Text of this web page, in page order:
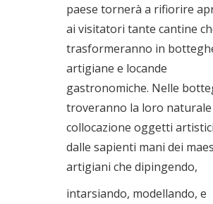
paese tornerà a rifiorire
ai visitatori tante cantine
trasformeranno in
artigiane e locande
gastronomiche. Nelle
troveranno la loro naturale
collocazione oggetti
dalle sapienti mani dei
artigiani che dipingendo,
intarsiando, modellando, e